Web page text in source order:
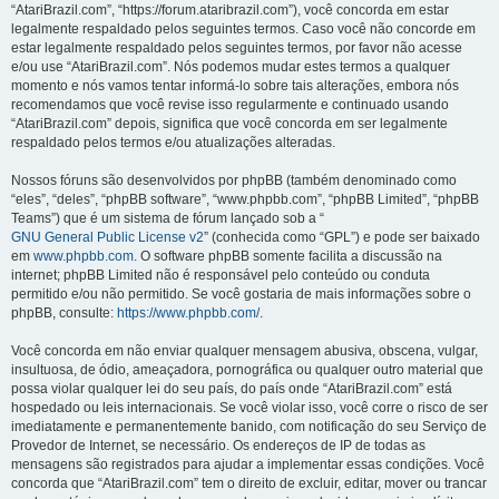
“AtariBrazil.com”, “https://forum.ataribrazil.com”), você concorda em estar
legalmente respaldado pelos seguintes termos. Caso você não concorde em
estar legalmente respaldado pelos seguintes termos, por favor não acesse
e/ou use “AtariBrazil.com”. Nós podemos mudar estes termos a qualquer
momento e nós vamos tentar informá-lo sobre tais alterações, embora nós
recomendamos que você revise isso regularmente e continuado usando
“AtariBrazil.com” depois, significa que você concorda em ser legalmente
respaldado pelos termos e/ou atualizações alteradas.
Nossos fóruns são desenvolvidos por phpBB (também denominado como
“eles”, “deles”, “phpBB software”, “www.phpbb.com”, “phpBB Limited”, “phpBB
Teams”) que é um sistema de fórum lançado sob a “
GNU General Public License v2” (conhecida como “GPL”) e pode ser baixado
em www.phpbb.com. O software phpBB somente facilita a discussão na
internet; phpBB Limited não é responsável pelo conteúdo ou conduta
permitido e/ou não permitido. Se você gostaria de mais informações sobre o
phpBB, consulte: https://www.phpbb.com/.
Você concorda em não enviar qualquer mensagem abusiva, obscena, vulgar,
insultuosa, de ódio, ameaçadora, pornográfica ou qualquer outro material que
possa violar qualquer lei do seu país, do país onde “AtariBrazil.com” está
hospedado ou leis internacionais. Se você violar isso, você corre o risco de ser
imediatamente e permanentemente banido, com notificação do seu Serviço de
Provedor de Internet, se necessário. Os endereços de IP de todas as
mensagens são registrados para ajudar a implementar essas condições. Você
concorda que “AtariBrazil.com” tem o direito de excluir, editar, mover ou trancar